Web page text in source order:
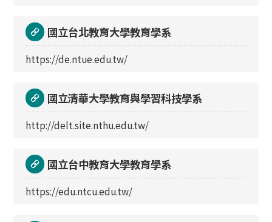
國立台北教育大學教育學系
https://de.ntue.edu.tw/
國立清華大學教育與學習科技學系
http://delt.site.nthu.edu.tw/
國立台中教育大學教育學系
https://edu.ntcu.edu.tw/